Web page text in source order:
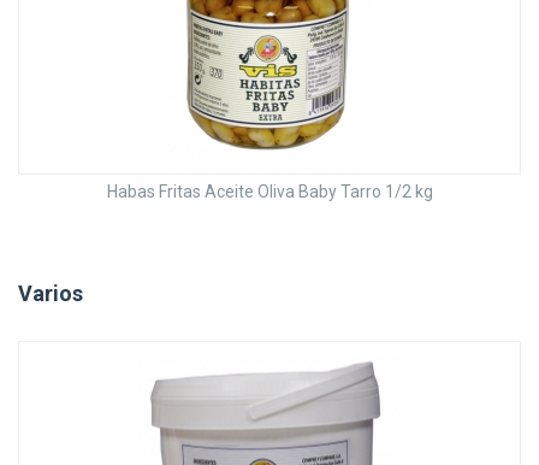
Habas Fritas Aceite Oliva Baby Tarro 1/2 kg
Varios